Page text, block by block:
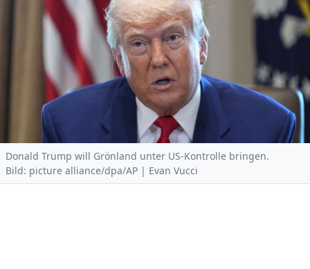
Donald Trump will Grönland unter US-Kontrolle bringen.
Bild: picture alliance/dpa/AP | Evan Vucci